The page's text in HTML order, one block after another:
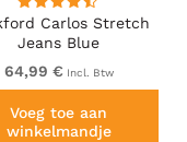
Carlos Stretch
Jeans Blue
64,99 € Incl. Btw
Voeg toe aan
winkelmandje